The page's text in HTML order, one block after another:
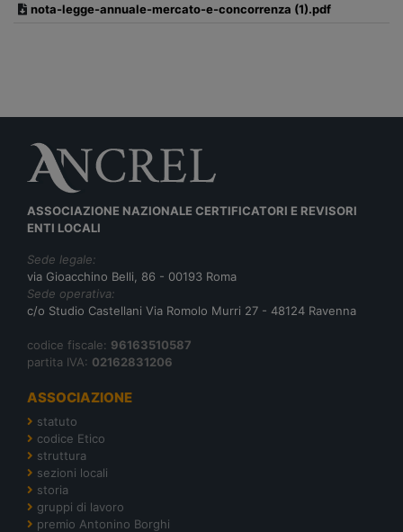
nota-legge-annuale-mercato-e-concorrenza (1).pdf
ASSOCIAZIONE NAZIONALE CERTIFICATORI E REVISORI
ENTI LOCALI
Sede legale:
via Gioacchino Belli, 86 - 00193 Roma
Sede operativa:
c/o Studio Castellani Via Romolo Murri 27 - 48124 Ravenna
codice fiscale: 96163510587
partita IVA: 02162831206
ASSOCIAZIONE
statuto
codice Etico
struttura
sezioni locali
storia
gruppi di lavoro
premio Antonino Borghi